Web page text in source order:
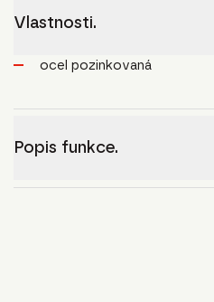
Vlastnosti.
ocel pozinkovaná
Popis funkce.